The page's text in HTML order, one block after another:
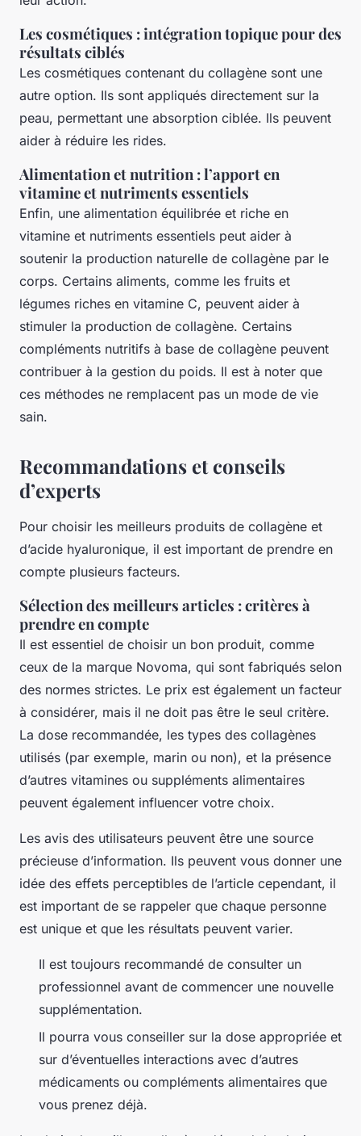
Les cosmétiques : intégration topique pour des
résultats ciblés
Les cosmétiques contenant du collagène sont une
autre option. Ils sont appliqués directement sur la
peau, permettant une absorption ciblée. Ils peuvent
aider à réduire les rides.
Alimentation et nutrition : l’apport en
vitamine et nutriments essentiels
Enfin, une alimentation équilibrée et riche en
vitamine et nutriments essentiels peut aider à
soutenir la production naturelle de collagène par le
corps. Certains aliments, comme les fruits et
légumes riches en vitamine C, peuvent aider à
stimuler la production de collagène. Certains
compléments nutritifs à base de collagène peuvent
contribuer à la gestion du poids. Il est à noter que
ces méthodes ne remplacent pas un mode de vie
sain.
Recommandations et conseils
d’experts
Pour choisir les meilleurs produits de collagène et
d’acide hyaluronique, il est important de prendre en
compte plusieurs facteurs.
Sélection des meilleurs articles : critères à
prendre en compte
Il est essentiel de choisir un bon produit, comme
ceux de la marque Novoma, qui sont fabriqués selon
des normes strictes. Le prix est également un facteur
à considérer, mais il ne doit pas être le seul critère.
La dose recommandée, les types des collagènes
utilisés (par exemple, marin ou non), et la présence
d’autres vitamines ou suppléments alimentaires
peuvent également influencer votre choix.
Les avis des utilisateurs peuvent être une source
précieuse d’information. Ils peuvent vous donner une
idée des effets perceptibles de l’article cependant, il
est important de se rappeler que chaque personne
est unique et que les résultats peuvent varier.
Il est toujours recommandé de consulter un
professionnel avant de commencer une nouvelle
supplémentation.
Il pourra vous conseiller sur la dose appropriée et
sur d’éventuelles interactions avec d’autres
médicaments ou compléments alimentaires que
vous prenez déjà.